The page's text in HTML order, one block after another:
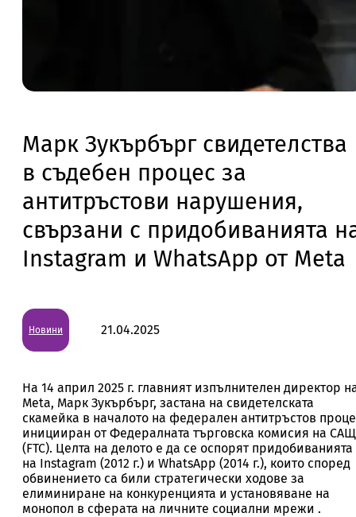
Марк Зукърбърг свидетелства
в съдебен процес за
антитръстови нарушения,
свързани с придобиванията
Instagram и WhatsApp от Meta
Новини 21.04.2025
На 14 април 2025 г. главният изпълнителен директор
Meta, Марк Зукърбърг, застана на свидетелската
скамейка в началото на федерален антитръстов
иницииран от Федералната търговска комисия на САЩ
(FTC). Целта на делото е да се оспорят придобиванията
на Instagram (2012 г.) и WhatsApp (2014 г.), които според
обвинението са били стратегически ходове за
елиминиране на конкуренцията и установяване на
монопол в сферата на личните социални мрежи .